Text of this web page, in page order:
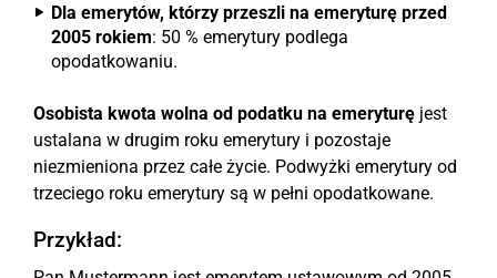
Dla emerytów, którzy przeszli na emeryturę przed
2005 rokiem: 50 % emerytury podlega
opodatkowaniu.
Osobista kwota wolna od podatku na emeryturę jest
ustalana w drugim roku emerytury i pozostaje
niezmieniona przez całe życie. Podwyżki emerytury od
trzeciego roku emerytury są w pełni opodatkowane.
Przykład: